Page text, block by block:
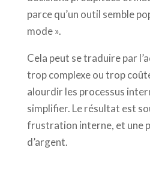
parce qu’un outil semble
mode ».
Cela peut se traduire par
trop complexe ou trop
alourdir les processus
simplifier. Le résultat est
frustration interne, et une
d’argent.